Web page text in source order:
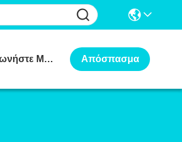
Επικοινωνήστε Μαζί Μας Απόσπασμα